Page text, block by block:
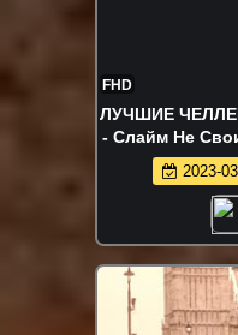
FHD
ЛУЧШИЕ
- Слайм Не
2023-